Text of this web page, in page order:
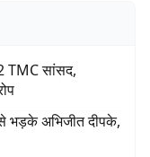
TMC सांसद,
से भड़के अभिजीत दीपके,